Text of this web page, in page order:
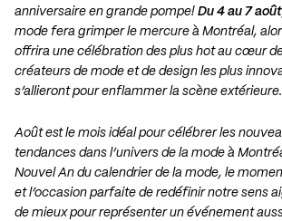
anniversaire en grande pompe! Du 4 au 7 août
mode fera grimper le mercure à Montréal,
offrira une célébration des plus hot au cœur
créateurs de mode et de design les plus
s’allieront pour enflammer la scène extérieure.
Août est le mois idéal pour célébrer les
tendances dans l’univers de la mode à
Nouvel An du calendrier de la mode, le
et l’occasion parfaite de redéfinir notre sens
de mieux pour représenter un événement